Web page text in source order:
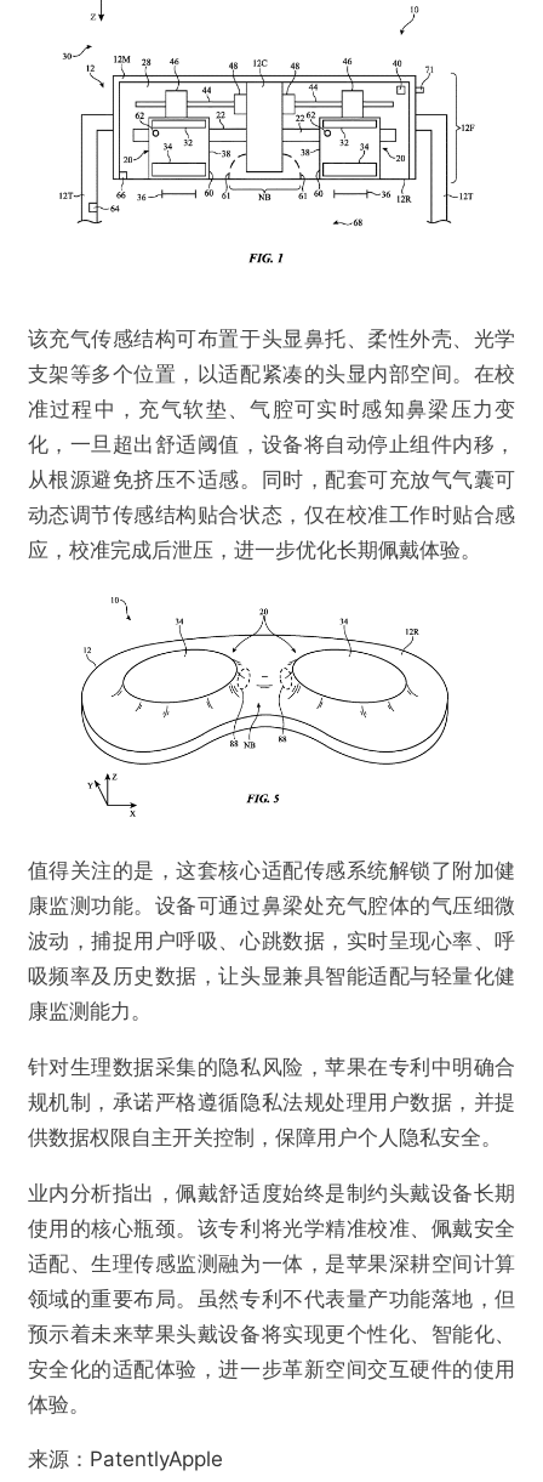
@VR陀螺
苹果获充气传感器专利，可实现头戴设备光学模
组安全校准
欺诈 色情 诱导行为
不实信息 违法犯罪 其他
该充气传感结构可布置于头显鼻托、柔性外壳、光学
支架等多个位置，以适配紧凑的头显内部空间。在校
准过程中，充气软垫、气腔可实时感知鼻梁压力变
化，一旦超出舒适阈值，设备将自动停止组件内移，
从根源避免挤压不适感。同时，配套可充放气气囊可
动态调节传感结构贴合状态，仅在校准工作时贴合感
应，校准完成后泄压，进一步优化长期佩戴体验。
值得关注的是，这套核心适配传感系统解锁了附加健
康监测功能。设备可通过鼻梁处充气腔体的气压细微
波动，捕捉用户呼吸、心跳数据，实时呈现心率、呼
吸频率及历史数据，让头显兼具智能适配与轻量化健
康监测能力。
针对生理数据采集的隐私风险，苹果在专利中明确合
规机制，承诺严格遵循隐私法规处理用户数据，并提
供数据权限自主开关控制，保障用户个人隐私安全。
业内分析指出，佩戴舒适度始终是制约头戴设备长期
使用的核心瓶颈。该专利将光学精准校准、佩戴安全
适配、生理传感监测融为一体，是苹果深耕空间计算
领域的重要布局。虽然专利不代表量产功能落地，但
预示着未来苹果头戴设备将实现更个性化、智能化、
安全化的适配体验，进一步革新空间交互硬件的使用
体验。
来源： PatentlyApple